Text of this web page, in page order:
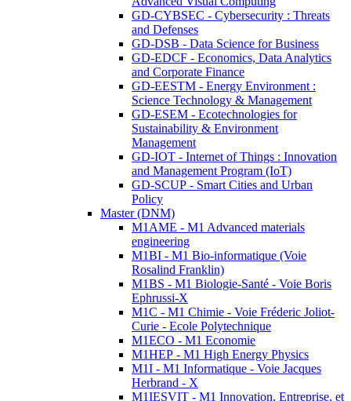
GD-CYBSEC - Cybersecurity : Threats
and Defenses
GD-DSB - Data Science for Business
GD-EDCF - Economics, Data Analytics
and Corporate Finance
GD-EESTM - Energy Environment :
Science Technology & Management
GD-ESEM - Ecotechnologies for
Sustainability & Environment
Management
GD-IOT - Internet of Things : Innovation
and Management Program (IoT)
GD-SCUP - Smart Cities and Urban
Policy
Master (DNM)
M1AME - M1 Advanced materials
engineering
M1BI - M1 Bio-informatique (Voie
Rosalind Franklin)
M1BS - M1 Biologie-Santé - Voie Boris
Ephrussi-X
M1C - M1 Chimie - Voie Fréderic Joliot-
Curie - Ecole Polytechnique
M1ECO - M1 Economie
M1HEP - M1 High Energy Physics
M1I - M1 Informatique - Voie Jacques
Herbrand - X
M1IESVIT - M1 Innovation, Entreprise, et